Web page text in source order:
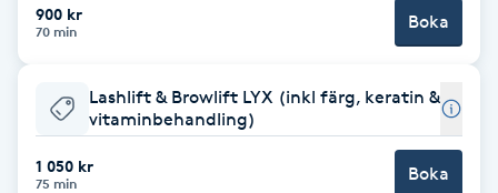
Coachning
Color correction
900 kr
70 min Boka
Lashlift & Browlift LYX (inkl färg, keratin &
vitaminbehandling)
1 050 kr
75 min Boka